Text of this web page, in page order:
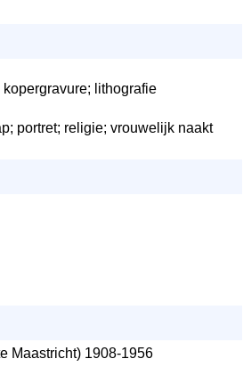
lithografie
portret; religie; vrouwelijk naakt
Maastricht) 1908-1956